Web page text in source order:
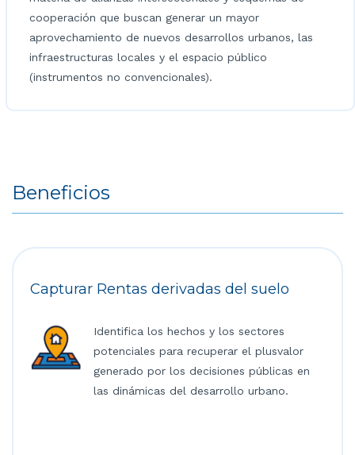
cooperación que buscan generar un mayor
aprovechamiento de nuevos desarrollos urbanos, las
infraestructuras locales y el espacio público
(instrumentos no convencionales).
Beneficios
Capturar Rentas derivadas del suelo
Identifica los hechos y los sectores
potenciales para recuperar el plusvalor
generado por los decisiones públicas en
las dinámicas del desarrollo urbano.